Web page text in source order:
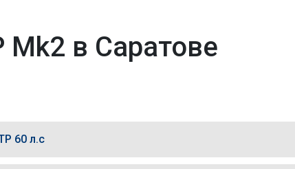
Mk2 в Саратове
60 л.с